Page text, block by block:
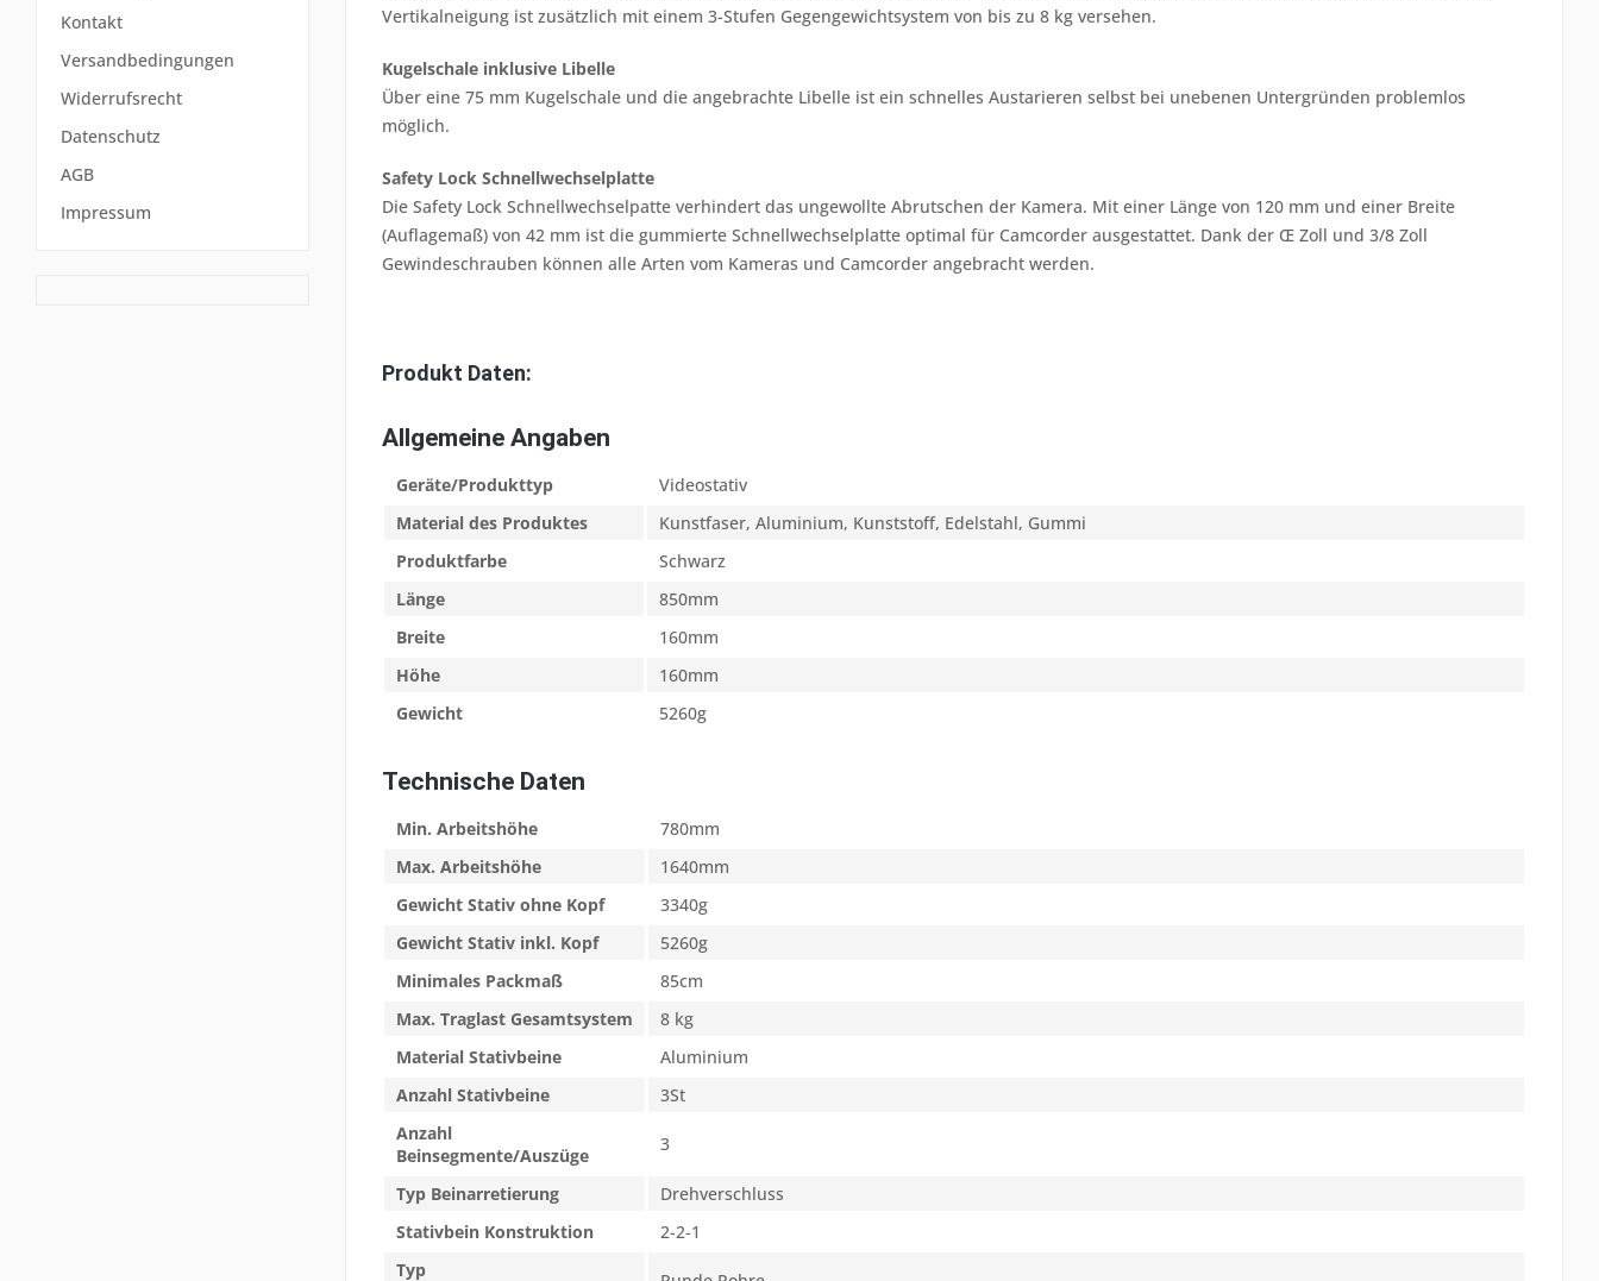
Kontakt
Versandbedingungen
Widerrufsrecht
Datenschutz
AGB
Impressum
Vertikalneigung ist zusätzlich mit einem 3-Stufen Gegengewichtsystem von bis zu 8 kg versehen.
Kugelschale inklusive Libelle
Über eine 75 mm Kugelschale und die angebrachte Libelle ist ein schnelles Austarieren selbst bei unebenen Untergründen problemlos
möglich.
Safety Lock Schnellwechselplatte
Die Safety Lock Schnellwechselpatte verhindert das ungewollte Abrutschen der Kamera. Mit einer Länge von 120 mm und einer Breite
(Auflagemaß) von 42 mm ist die gummierte Schnellwechselplatte optimal für Camcorder ausgestattet. Dank der Œ Zoll und 3/8 Zoll
Gewindeschrauben können alle Arten vom Kameras und Camcorder angebracht werden.
Produkt Daten:
Allgemeine Angaben
Geräte/Produkttyp
Videostativ
Material des Produktes
Kunstfaser, Aluminium, Kunststoff, Edelstahl, Gummi
Produktfarbe
Schwarz
Länge
850mm
Breite
160mm
Höhe
160mm
Gewicht
5260g
Technische Daten
Min. Arbeitshöhe
780mm
Max. Arbeitshöhe
1640mm
Gewicht Stativ ohne Kopf
3340g
Gewicht Stativ inkl. Kopf
5260g
Minimales Packmaß
85cm
Max. Traglast Gesamtsystem
8 kg
Material Stativbeine
Aluminium
Anzahl Stativbeine
3St
Anzahl
Beinsegmente/Auszüge
3
Typ Beinarretierung
Drehverschluss
Stativbein Konstruktion
2-2-1
Typ